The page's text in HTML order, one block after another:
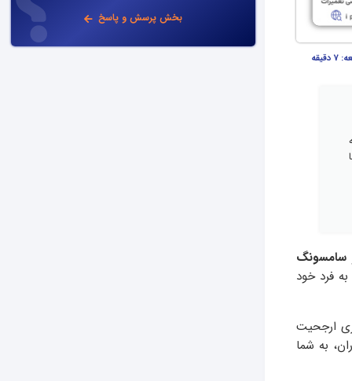
7 دقیقه
سامسونگ
فرد خود
ارجحیت
به شما
بخش پرسش و پاسخ